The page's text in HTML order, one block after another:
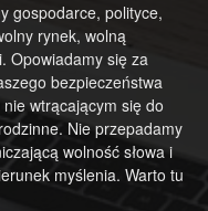
gospodarce, polityce,
rynek, wolną
Opowiadamy się za
bezpieczeństwa
wtrącającym się do
Nie przepadamy
wolność słowa i
myślenia. Warto tu